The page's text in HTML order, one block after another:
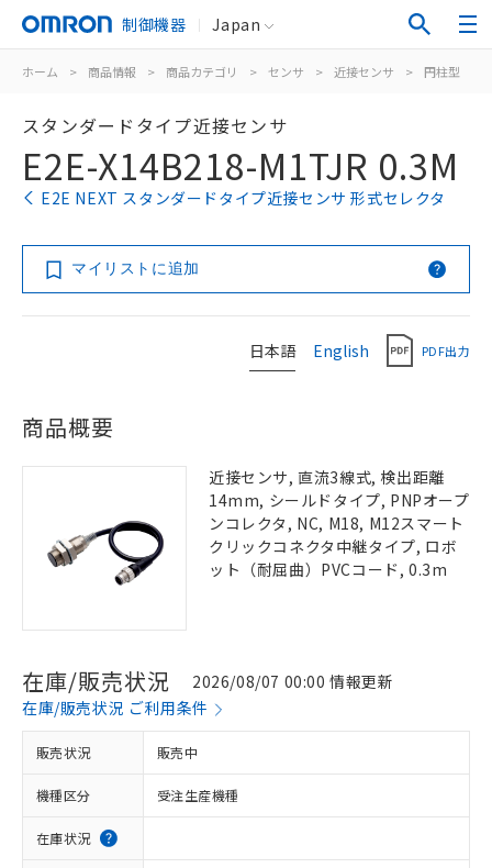
制御機器 Japan
ホーム > 商品情報 > 商品カテゴリ > センサ > 近接センサ > 円柱型
スタンダードタイプ近接センサ
E2E-X14B218-M1TJR 0.3M
E2E NEXT スタンダードタイプ近接センサ 形式セレクタ
マイリストに追加
日本語 English PDF出力
商品概要
近接センサ, 直流3線式, 検出距離
14mm, シールドタイプ, PNPオープ
ンコレクタ, NC, M18, M12スマート
クリックコネクタ中継タイプ, ロボ
ット（耐屈曲）PVCコード, 0.3m
在庫/販売状況
2026/08/07 00:00 情報更新
在庫/販売状況 ご利用条件
販売状況 販売中
機種区分 受注生産機種
在庫状況